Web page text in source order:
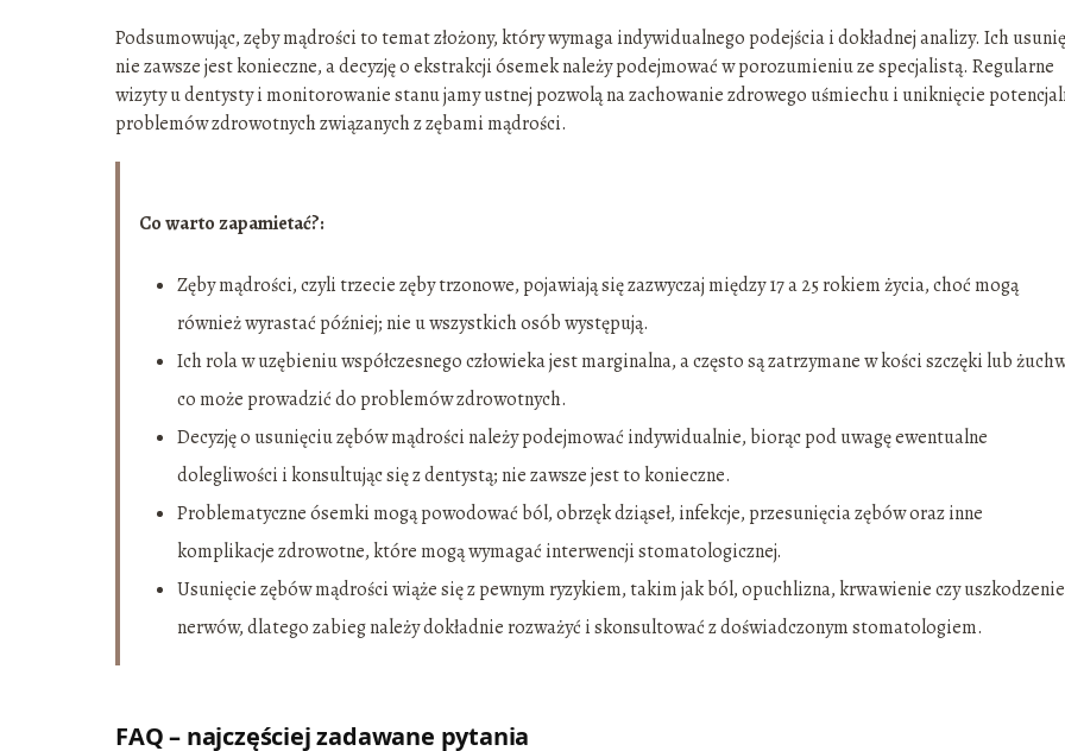
Podsumowując, zęby mądrości to temat złożony, który wymaga indywidualnego podejścia i dokładnej analizy. Ich
nie zawsze jest konieczne, a decyzję o ekstrakcji ósemek należy podejmować w porozumieniu ze specjalistą. Regularne
wizyty u dentysty i monitorowanie stanu jamy ustnej pozwolą na zachowanie zdrowego uśmiechu i uniknięcie
problemów zdrowotnych związanych z zębami mądrości.
Co warto zapamietać?:
Zęby mądrości, czyli trzecie zęby trzonowe, pojawiają się zazwyczaj między 17 a 25 rokiem życia, choć mogą
również wyrastać później; nie u wszystkich osób występują.
Ich rola w uzębieniu współczesnego człowieka jest marginalna, a często są zatrzymane w kości szczęki lub
co może prowadzić do problemów zdrowotnych.
Decyzję o usunięciu zębów mądrości należy podejmować indywidualnie, biorąc pod uwagę ewentualne
dolegliwości i konsultując się z dentystą; nie zawsze jest to konieczne.
Problematyczne ósemki mogą powodować ból, obrzęk dziąseł, infekcje, przesunięcia zębów oraz inne
komplikacje zdrowotne, które mogą wymagać interwencji stomatologicznej.
Usunięcie zębów mądrości wiąże się z pewnym ryzykiem, takim jak ból, opuchlizna, krwawienie czy uszkodzenie
nerwów, dlatego zabieg należy dokładnie rozważyć i skonsultować z doświadczonym stomatologiem.
FAQ – najczęściej zadawane pytania